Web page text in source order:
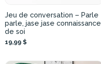
Jeu de conversation – Parle
parle, jase jase connaissance
de soi
19,99 $